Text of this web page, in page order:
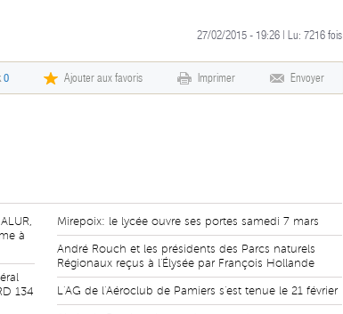
27/02/2015 - 19:26 | Lu: 7216 fois
0 Ajouter aux favoris Imprimer Envoyer
à
134
Mirepoix: le lycée ouvre ses portes samedi 7 mars
André Rouch et les présidents des Parcs naturels
Régionaux reçus à l'Élysée par François Hollande
L'AG de l'Aéroclub de Pamiers s'est tenue le 21 février